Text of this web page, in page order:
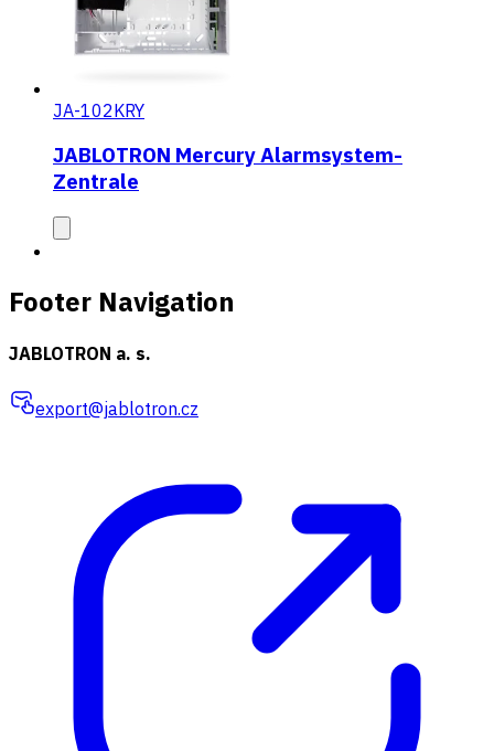
JA-102KRY
JABLOTRON Mercury Alarmsystem-
Zentrale
Footer Navigation
JABLOTRON a. s.
export@jablotron.cz